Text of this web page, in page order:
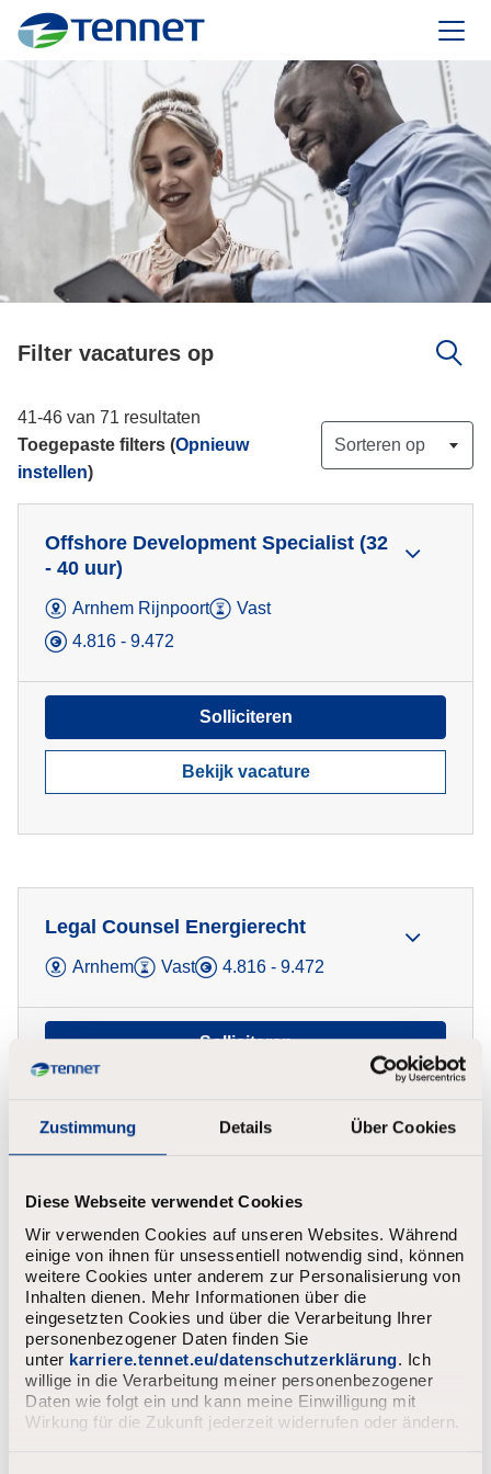
Zustimmung Details Über Cookies
Diese Webseite verwendet Cookies
Wir verwenden Cookies auf unseren Websites. Während
einige von ihnen für unsessentiell notwendig sind, können
weitere Cookies unter anderem zur Personalisierung von
Inhalten dienen. Mehr Informationen über die
eingesetzten Cookies und über die Verarbeitung Ihrer
personenbezogener Daten finden Sie
unter karriere.tennet.eu/datenschutzerklärung. Ich
willige in die Verarbeitung meiner personenbezogener
Daten wie folgt ein und kann meine Einwilligung mit
Wirkung für die Zukunft jederzeit widerrufen oder ändern.
TenneT
Filter vacatures op
41-46 van 71 resultaten
Toegepaste filters (Opnieuw
instellen)
Sorteren op
Offshore Development Specialist (32
- 40 uur)
Arnhem Rijnpoort
Vast
4.816 - 9.472
Solliciteren
Bekijk vacature
Legal Counsel Energierecht
Arnhem Vast 4.816 - 9.472
Solliciteren
Executive Driver
Arnhem Vast 2.980 - 4.789
Solliciteren
Bekijk vacature